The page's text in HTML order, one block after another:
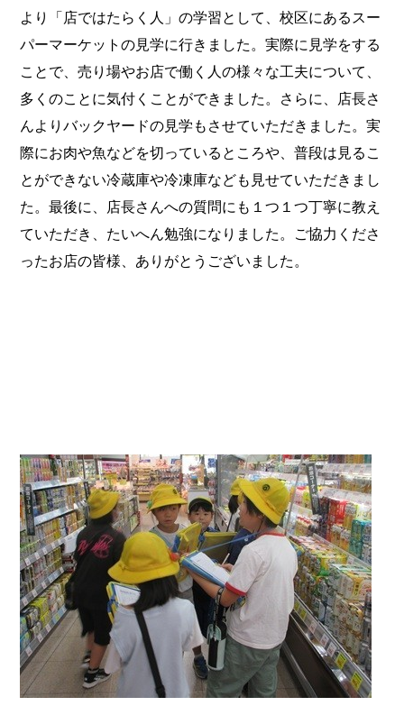
より「店ではたらく人」の学習として、校区にあるスー
パーマーケットの見学に行きました。実際に見学をする
ことで、売り場やお店で働く人の様々な工夫について、
多くのことに気付くことができました。さらに、店長さ
んよりバックヤードの見学もさせていただきました。実
際にお肉や魚などを切っているところや、普段は見るこ
とができない冷蔵庫や冷凍庫なども見せていただきまし
た。最後に、店長さんへの質問にも１つ１つ丁寧に教え
ていただき、たいへん勉強になりました。 ご協力くださ
ったお店の皆様、ありがとうございました。